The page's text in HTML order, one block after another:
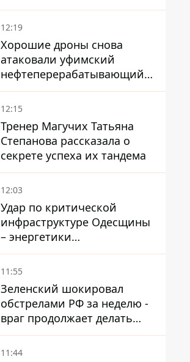
условий поражения РФ
12:19
Хорошие дроны снова
атаковали уфимский
нефтеперерабатывающий
кластер – один упал на
недострой
12:15
Тренер Магучих Татьяна
Степанова рассказала о
секрете успеха их тандема
12:03
Удар по критической
инфраструктуре Одесщины
– энергетики
восстанавливают свет
11:55
Зеленский шокировал
обстрелами РФ за неделю -
враг продолжает делать
ставку на баллистический
террор
11:44